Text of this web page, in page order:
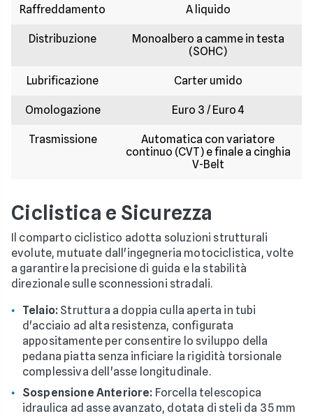
Raffreddamento A liquido
Distribuzione
Monoalbero a camme in testa
(SOHC)
Lubrificazione Carter umido
Omologazione Euro 3 / Euro 4
Trasmissione
Automatica con variatore
continuo (CVT) e finale a cinghia
V-Belt
Ciclistica e Sicurezza
Il comparto ciclistico adotta soluzioni strutturali
evolute, mutuate dall'ingegneria motociclistica, volte
a garantire la precisione di guida e la stabilità
direzionale sulle sconnessioni stradali.
Telaio: Struttura a doppia culla aperta in tubi
d'acciaio ad alta resistenza, configurata
appositamente per consentire lo sviluppo della
pedana piatta senza inficiare la rigidità torsionale
complessiva dell'asse longitudinale.
Sospensione Anteriore: Forcella telescopica
idraulica ad asse avanzato, dotata di steli da 35 mm